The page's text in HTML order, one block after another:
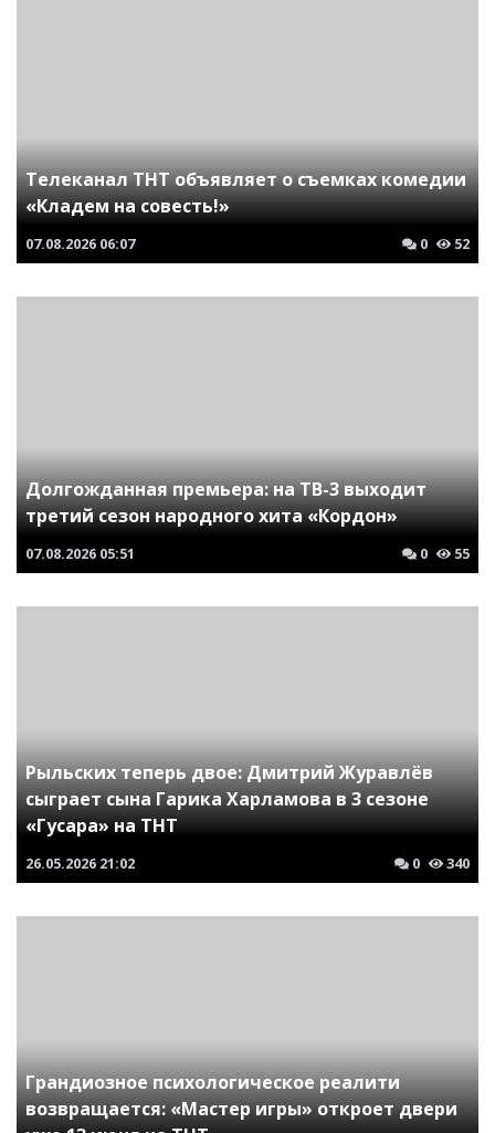
Телеканал ТНТ объявляет о съемках комедии
«Кладем на совесть!»
07.08.2026 06:07 0 52
Долгожданная премьера: на ТВ-3 выходит
третий сезон народного хита «Кордон»
07.08.2026 05:51 0 55
Рыльских теперь двое: Дмитрий Журавлёв
сыграет сына Гарика Харламова в 3 сезоне
«Гусара» на ТНТ
26.05.2026 21:02 0 340
Грандиозное психологическое реалити
возвращается: «Мастер игры» откроет двери